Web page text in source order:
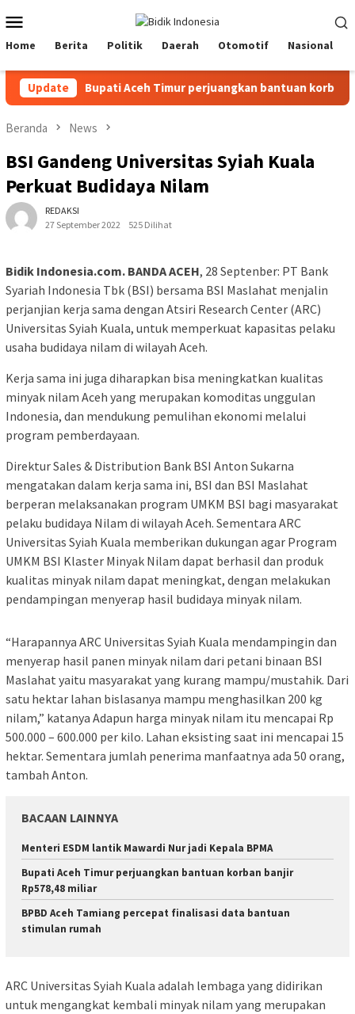
ke
kontenMobile
Home Berita Politik Daerah Otomotif Nasional
UpdateBupati Aceh Timur perjuangkan bantuan korban
Beranda News
BSI Gandeng Universitas Syiah Kuala
Perkuat Budidaya Nilam
REDAKSI
27 September 2022
525 Dilihat
Bidik Indonesia.com. BANDA ACEH, 28 Septenber: PT Bank
Syariah Indonesia Tbk (BSI) bersama BSI Maslahat menjalin
perjanjian kerja sama dengan Atsiri Research Center (ARC)
Universitas Syiah Kuala, untuk memperkuat kapasitas pelaku
usaha budidaya nilam di wilayah Aceh.
Kerja sama ini juga diharapkan bisa meningkatkan kualitas
minyak nilam Aceh yang merupakan komoditas unggulan
Indonesia, dan mendukung pemulihan ekonomi melalui
program pemberdayaan.
Direktur Sales & Distribution Bank BSI Anton Sukarna
mengatakan dalam kerja sama ini, BSI dan BSI Maslahat
berperan melaksanakan program UMKM BSI bagi masyarakat
pelaku budidaya Nilam di wilayah Aceh. Sementara ARC
Universitas Syiah Kuala memberikan dukungan agar Program
UMKM BSI Klaster Minyak Nilam dapat berhasil dan produk
kualitas minyak nilam dapat meningkat, dengan melakukan
pendampingan menyerap hasil budidaya minyak nilam.
“Harapannya ARC Universitas Syiah Kuala mendampingin dan
menyerap hasil panen minyak nilam dari petani binaan BSI
Maslahat yaitu masyarakat yang kurang mampu/mustahik. Dari
satu hektar lahan bislasanya mampu menghasilkan 200 kg
nilam,” katanya Adapun harga minyak nilam itu mencapai Rp
500.000 – 600.000 per kilo. Lahan eksisting saat ini mencapai 15
hektar. Sementara jumlah penerima manfaatnya ada 50 orang,
tambah Anton.
BACAAN LAINNYA
Menteri ESDM lantik Mawardi Nur jadi Kepala BPMA
Bupati Aceh Timur perjuangkan bantuan korban banjir
Rp578,48 miliar
BPBD Aceh Tamiang percepat finalisasi data bantuan
stimulan rumah
ARC Universitas Syiah Kuala adalah lembaga yang didirikan
untuk mengangkat kembali minyak nilam yang merupakan